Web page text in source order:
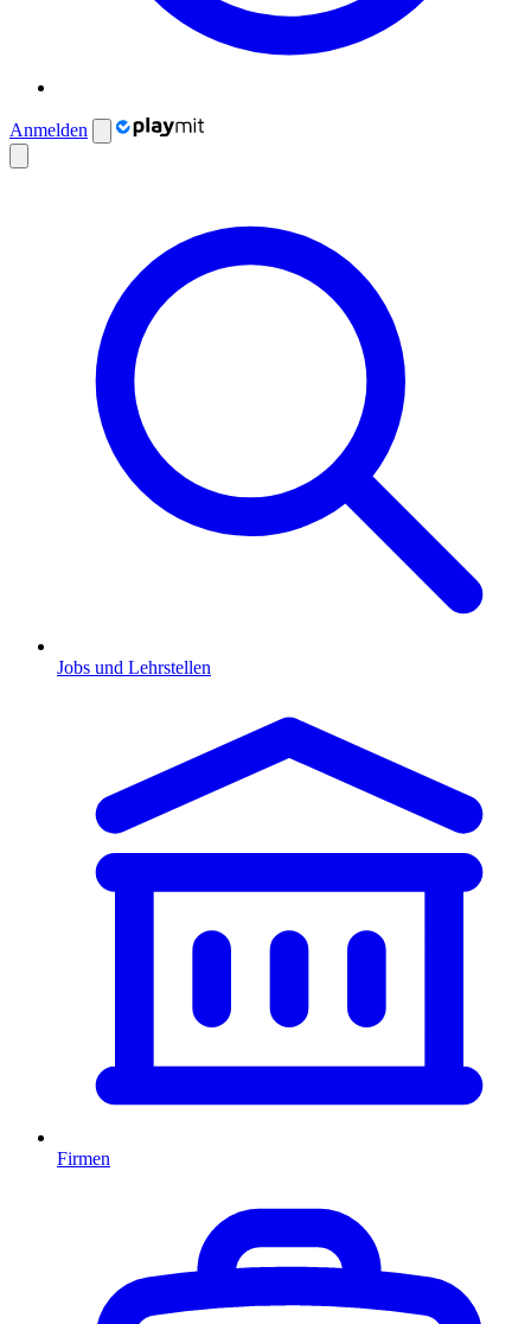
Anmelden
Jobs und Lehrstellen
Firmen